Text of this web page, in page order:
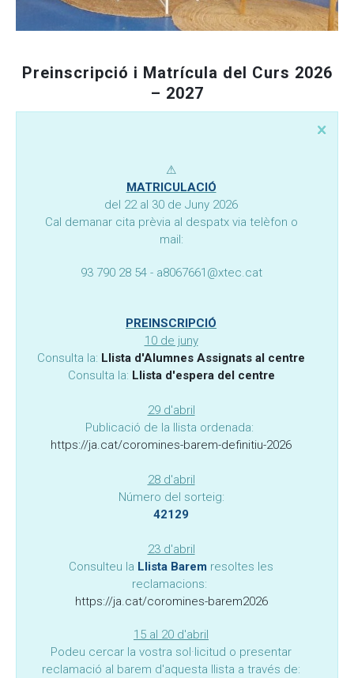
Documents autoritzacions / Justificants
Preinscripció i Matrícula del Curs 2026
– 2027
⚠︎
MATRICULACIÓ
del 22 al 30 de Juny 2026
Cal demanar cita prèvia al despatx via telèfon o
mail:
93 790 28 54 - a8067661@xtec.cat
PREINSCRIPCIÓ
10 de juny
Consulta la: Llista d'Alumnes Assignats al centre
Consulta la: Llista d'espera del centre
29 d'abril
Publicació de la llista ordenada:
https://ja.cat/coromines-barem-definitiu-2026
28 d'abril
Número del sorteig:
42129
23 d'abril
Consulteu la Llista Barem resoltes les
reclamacions:
https://ja.cat/coromines-barem2026
15 al 20 d'abril
Podeu cercar la vostra sol·licitud o presentar
reclamació al barem d'aquesta llista a través de: